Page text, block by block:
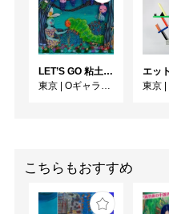
LET’S GO 粘土（クレイ）ジ−
東京
Oギャラリー
東京
こちらもおすすめ